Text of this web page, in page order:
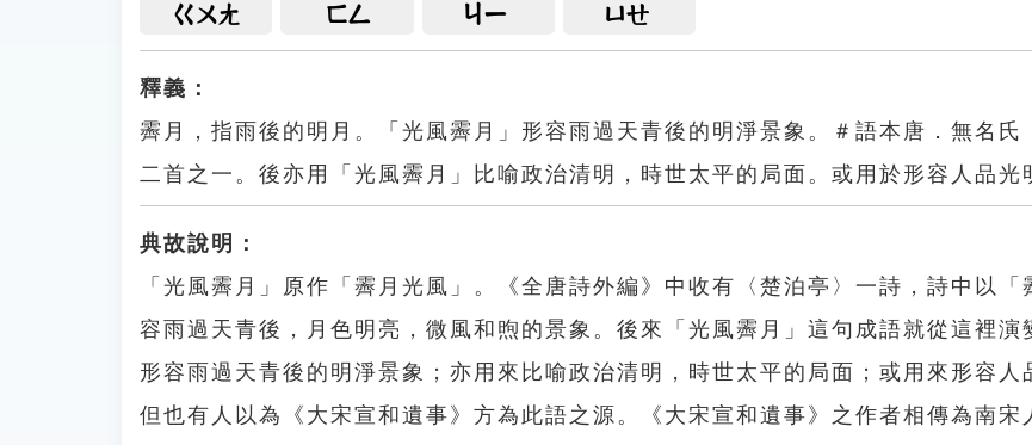
ㄍㄨㄤ ㄈㄥ ㄐㄧ ㄩㄝ
釋義：
霽月，指雨後的明月。「光風霽月」形容雨過天青後的明淨景象。＃語本唐．無名氏
二首之一。後亦用「光風霽月」比喻政治清明，時世太平的局面。或用於形容人品光
典故說明：
「光風霽月」原作「霽月光風」。《全唐詩外編》中收有〈楚泊亭〉一詩，詩中以「
容雨過天青後，月色明亮，微風和煦的景象。後來「光風霽月」這句成語就從這裡演
形容雨過天青後的明淨景象；亦用來比喻政治清明，時世太平的局面；或用來形容人
但也有人以為《大宋宣和遺事》方為此語之源。《大宋宣和遺事》之作者相傳為南宋